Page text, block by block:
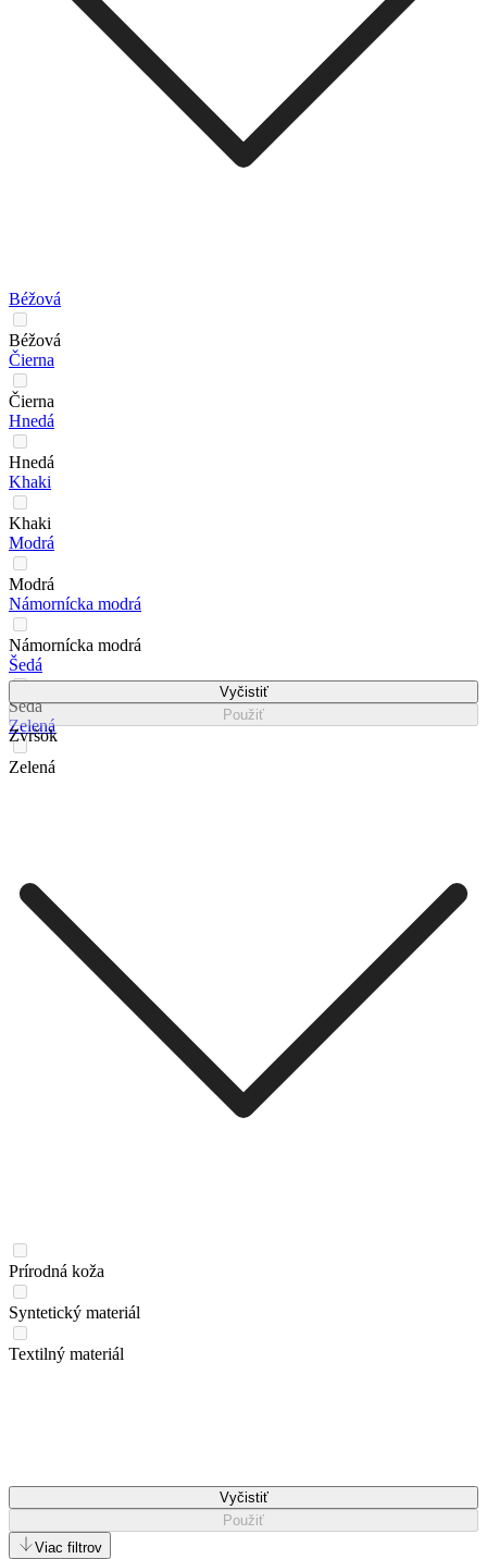
Béžová
Béžová
Čierna
Čierna
Hnedá
Hnedá
Khaki
Khaki
Modrá
Modrá
Námornícka modrá
Námornícka modrá
Šedá
Šedá
Zelená
Zelená
Vyčistiť
Použiť
Zvršok
Prírodná koža
Syntetický materiál
Textilný materiál
Vyčistiť
Použiť
Viac filtrov